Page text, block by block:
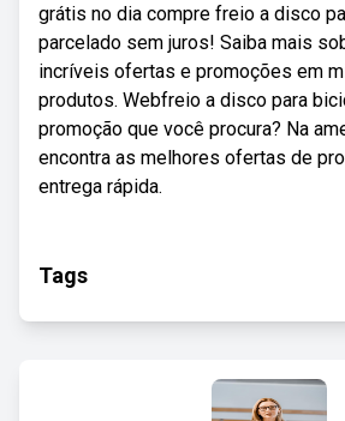
grátis no dia compre freio a disco
parcelado sem juros! Saiba mais
incríveis ofertas e promoções em
produtos. Webfreio a disco para
promoção que você procura? Na
encontra as melhores ofertas de
entrega rápida.
Tags